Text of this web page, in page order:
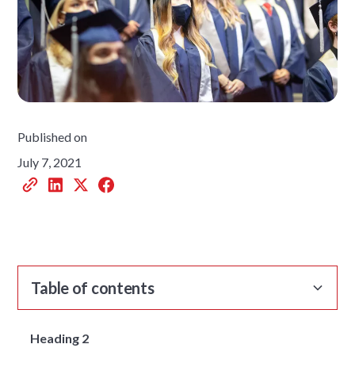
Published on
July 7, 2021
Table of contents
Heading 2